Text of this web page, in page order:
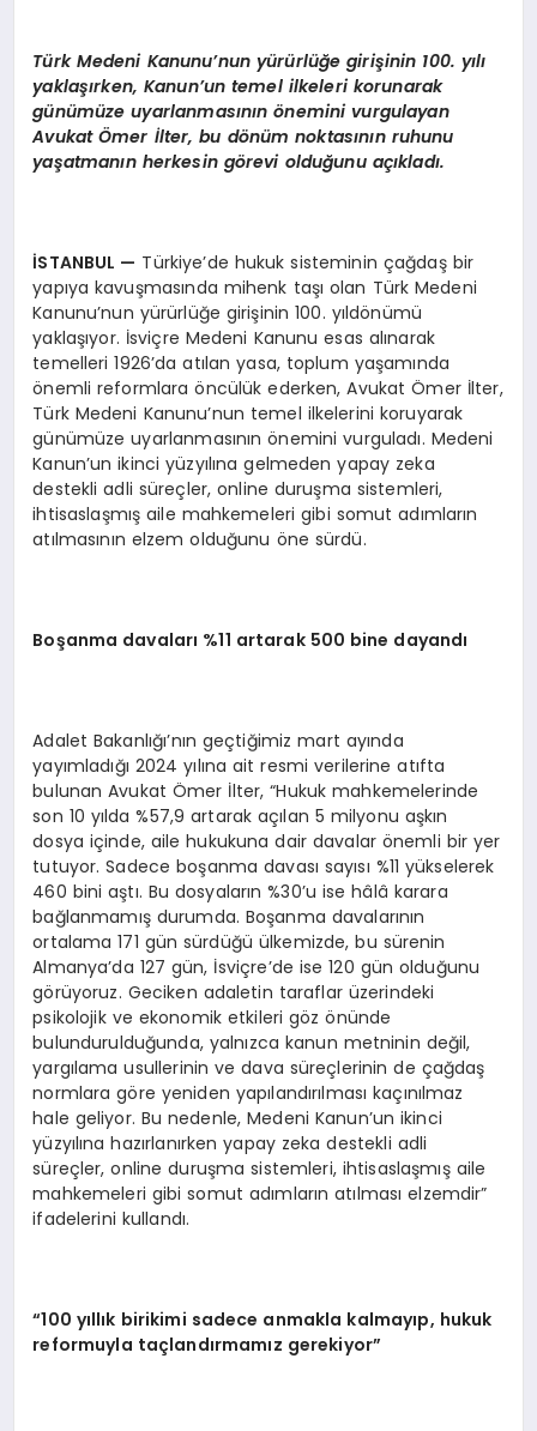
Türk Medeni Kanunu’nun yürürlüğe girişinin 100. yılı
yaklaşırken, Kanun’un temel ilkeleri korunarak
günümüze uyarlanmasının önemini vurgulayan
Avukat Ömer İlter, bu dönüm noktasının ruhunu
yaşatmanın herkesin görevi olduğunu açıkladı.
İSTANBUL — Türkiye’de hukuk sisteminin çağdaş bir
yapıya kavuşmasında mihenk taşı olan Türk Medeni
Kanunu’nun yürürlüğe girişinin 100. yıldönümü
yaklaşıyor. İsviçre Medeni Kanunu esas alınarak
temelleri 1926’da atılan yasa, toplum yaşamında
önemli reformlara öncülük ederken, Avukat Ömer İlter,
Türk Medeni Kanunu’nun temel ilkelerini koruyarak
günümüze uyarlanmasının önemini vurguladı. Medeni
Kanun’un ikinci yüzyılına gelmeden yapay zeka
destekli adli süreçler, online duruşma sistemleri,
ihtisaslaşmış aile mahkemeleri gibi somut adımların
atılmasının elzem olduğunu öne sürdü.
Boşanma davaları %11 artarak 500 bine dayandı
Adalet Bakanlığı’nın geçtiğimiz mart ayında
yayımladığı 2024 yılına ait resmi verilerine atıfta
bulunan Avukat Ömer İlter, “Hukuk mahkemelerinde
son 10 yılda %57,9 artarak açılan 5 milyonu aşkın
dosya içinde, aile hukukuna dair davalar önemli bir yer
tutuyor. Sadece boşanma davası sayısı %11 yükselerek
460 bini aştı. Bu dosyaların %30’u ise hâlâ karara
bağlanmamış durumda. Boşanma davalarının
ortalama 171 gün sürdüğü ülkemizde, bu sürenin
Almanya’da 127 gün, İsviçre’de ise 120 gün olduğunu
görüyoruz. Geciken adaletin taraflar üzerindeki
psikolojik ve ekonomik etkileri göz önünde
bulundurulduğunda, yalnızca kanun metninin değil,
yargılama usullerinin ve dava süreçlerinin de çağdaş
normlara göre yeniden yapılandırılması kaçınılmaz
hale geliyor. Bu nedenle, Medeni Kanun’un ikinci
yüzyılına hazırlanırken yapay zeka destekli adli
süreçler, online duruşma sistemleri, ihtisaslaşmış aile
mahkemeleri gibi somut adımların atılması elzemdir”
ifadelerini kullandı.
“100 yıllık birikimi sadece anmakla kalmayıp, hukuk
reformuyla taçlandırmamız gerekiyor”